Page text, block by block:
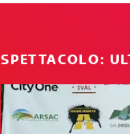
SPETTACOLO: